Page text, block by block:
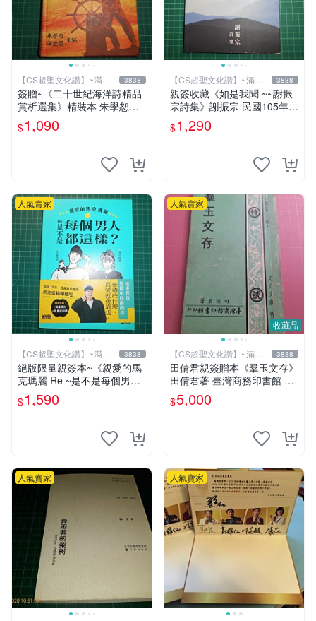
【CS超聖文化讚】~滿千
元送運
3838
簽贈~《二十世紀海洋詩精品
賞析選集》精裝本 朱學恕等
主編 詩藝文 2002年初版【C
S超聖文化2讚】
$1,090
【CS超聖文化讚】~滿千
元送運
3838
親簽收藏《如是我聞 ~~謝振
宗詩集》謝振宗 民國105年初
版【CS超聖文化2讚】
$1,290
人氣賣家
【CS超聖文化讚】~滿千
元送運
3838
絕版限量親簽本~《親愛的馬
克瑪麗 Re ~是不是每個男人
都這樣？（附贈快速通關信
封）》附書腰 歐馬克 吳瑪麗
$1,590
收藏品
人氣賣家
【CS超聖文化讚】~滿千
元送運
3838
田倩君親簽贈本《羣玉文存》
田倩君著 臺灣商務印書館 民
國61年初版 有劃註記【CS超
聖文化讚】
$5,000
人氣賣家 人氣賣家